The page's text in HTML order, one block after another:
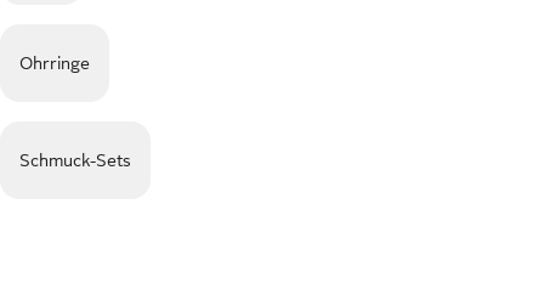
Ohrringe
Schmuck-Sets